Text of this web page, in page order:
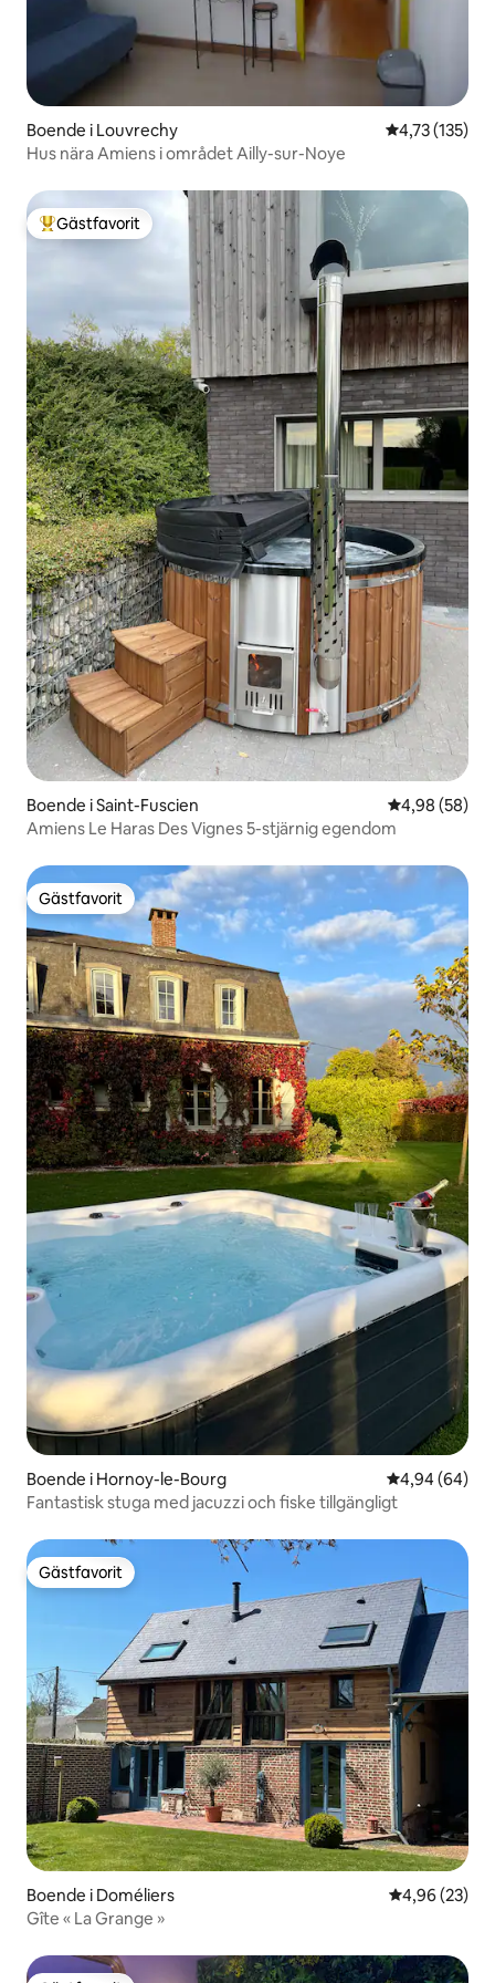
Boende i Louvrechy 4,73 av 5 i
4,73 (135)
Hus nära Amiens i området Ailly-sur-Noye
Populär gästfavorit
Gästfavorit
Boende i Saint-Fuscien 4,98 av 5 i
4,98 (58)
Amiens Le Haras Des Vignes 5-stjärnig egendom
Gästfavorit
Gästfavorit
Boende i Hornoy-le-Bourg 4,94 av 5 i
4,94 (64)
Fantastisk stuga med jacuzzi och fiske tillgängligt
Gästfavorit
Gästfavorit
Boende i Doméliers 4,96 av 5 i
4,96 (23)
Gîte « La Grange »